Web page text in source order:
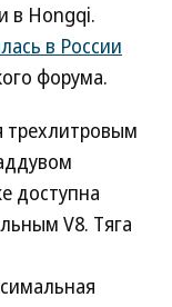
в Hongqi.
в России
форума.
трехлитровым
доступна
V8. Тяга